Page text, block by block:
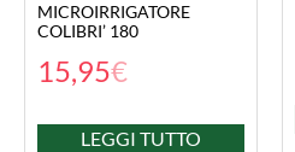
MICROIRRIGATORE
COLIBRI’ 180
15,95€
LEGGI TUTTO